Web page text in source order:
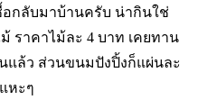
กลับมาบ้านครับ น่ากินใช่
ราคาไม้ละ 4 บาท เคยทาน
แล้ว ส่วนขนมปังปิ้งก็แผ่นละ
หะๆ